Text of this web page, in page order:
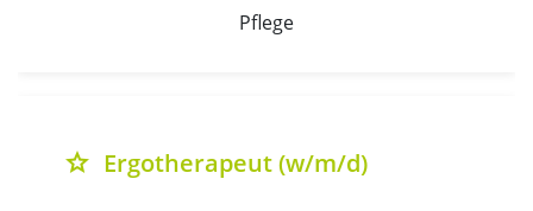
Pflege
grade Ergotherapeut (w/m/d)